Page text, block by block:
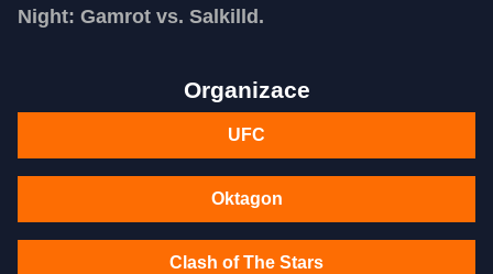
Night: Gamrot vs. Salkilld.
Organizace
UFC
Oktagon
Clash of The Stars